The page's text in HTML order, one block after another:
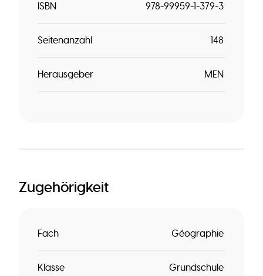
ISBN 978-99959-1-379-3
Seitenanzahl 148
Herausgeber MEN
Zugehörigkeit
Fach Géographie
Klasse Grundschule